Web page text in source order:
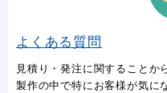
よくある質問
見積り・発注に関することか
製作の中で特にお客様が気に